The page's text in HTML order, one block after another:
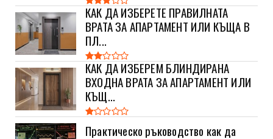
КАК ДА ИЗБЕРЕТЕ ПРАВИЛНАТА
ВРАТА ЗА АПАРТАМЕНТ ИЛИ КЪЩА В
ПЛ...
КАК ДА ИЗБЕРЕМ БЛИНДИРАНА
ВХОДНА ВРАТА ЗА АПАРТАМЕНТ ИЛИ
КЪЩ...
Практическо ръководство как да